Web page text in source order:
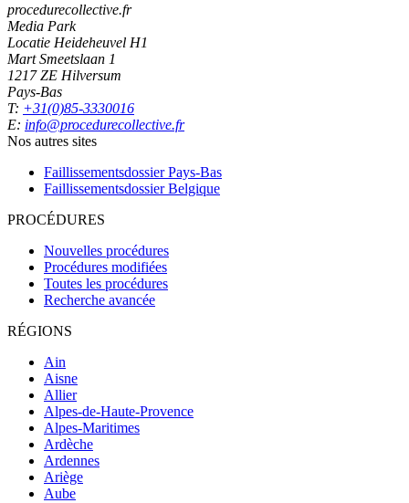
procedurecollective.fr
Media Park
Locatie Heideheuvel H1
Mart Smeetslaan 1
1217 ZE Hilversum
Pays-Bas
T: +31(0)85-3330016
E: info@procedurecollective.fr
Nos autres sites
Faillissementsdossier Pays-Bas
Faillissementsdossier Belgique
PROCÉDURES
Nouvelles procédures
Procédures modifiées
Toutes les procédures
Recherche avancée
RÉGIONS
Ain
Aisne
Allier
Alpes-de-Haute-Provence
Alpes-Maritimes
Ardèche
Ardennes
Ariège
Aube